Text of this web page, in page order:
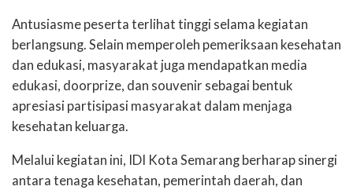
Antusiasme peserta terlihat tinggi selama kegiatan
berlangsung. Selain memperoleh pemeriksaan kesehatan
dan edukasi, masyarakat juga mendapatkan media
edukasi, doorprize, dan souvenir sebagai bentuk
apresiasi partisipasi masyarakat dalam menjaga
kesehatan keluarga.
Melalui kegiatan ini, IDI Kota Semarang berharap sinergi
antara tenaga kesehatan, pemerintah daerah, dan